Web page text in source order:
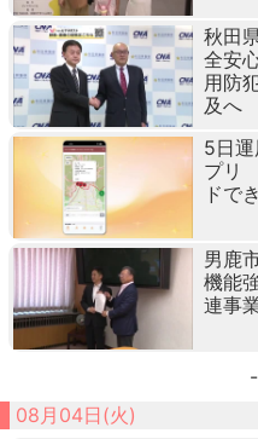
秋田
全安
用防
及へ
5日
プリ
ドで
男鹿
機能
連事
08月04日(火)